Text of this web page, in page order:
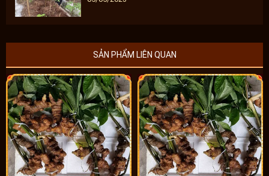
SẢN PHẨM LIÊN QUAN